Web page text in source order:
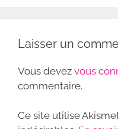
Laisser un
Vous devez vous
commentaire.
Ce site utilise